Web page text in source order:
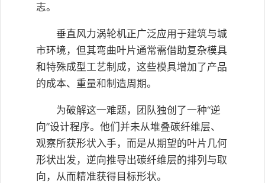
志。
垂直风力涡轮机正广泛应用于建筑与城
市环境，但其弯曲叶片通常需借助复杂模具
和特殊成型工艺制成，这些模具增加了产品
的成本、重量和制造周期。
为破解这一难题，团队独创了一种“逆
向”设计程序。他们并未从堆叠碳纤维层、
观察所获形状入手，而是从期望的叶片几何
形状出发，逆向推导出碳纤维层的排列与取
向，从而精准获得目标形状。